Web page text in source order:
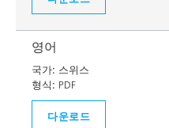
영어
국가: 스위스
형식: PDF
다운로드